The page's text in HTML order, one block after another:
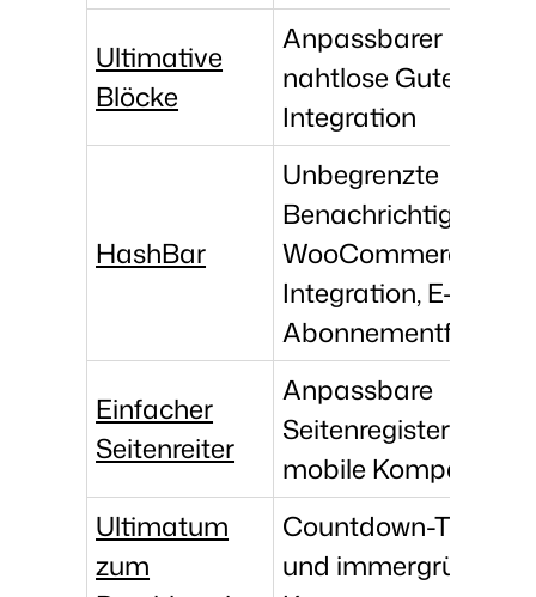
Ultimative
Blöcke
Anpassbarer CTA-
nahtlose
Integration
HashBar
Unbegrenzte
WooCommerce-
Integration, E-Mail-
Einfacher
Seitenreiter
Anpassbare
Seitenregisterkarte,
mobile
Ultimatum
zum
Countdown-Timer,
und immergrüne